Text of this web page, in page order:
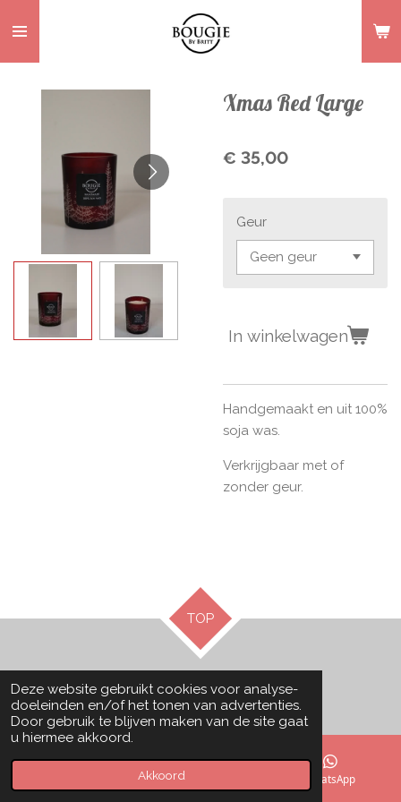
Deze website gebruikt cookies voor analyse-
doeleinden en/of het tonen van advertenties.
Door gebruik te blijven maken van de site gaat
u hiermee akkoord.
Akkoord
direct
naar
Xmas Red Large
€ 35,00
Geur
In winkelwagen
Handgemaakt en uit 100%
soja was.
Verkrijgbaar met of
zonder geur.
TOP
© 2022 - 2026 Bougie By Britt
Powered by JouwWeb
Instagram WhatsApp